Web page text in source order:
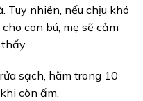
Tuy nhiên, nếu chịu khó
con bú, mẹ sẽ cảm
sạch, hãm trong 10
còn ấm.